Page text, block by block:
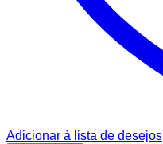
Adicionar à lista de desejos